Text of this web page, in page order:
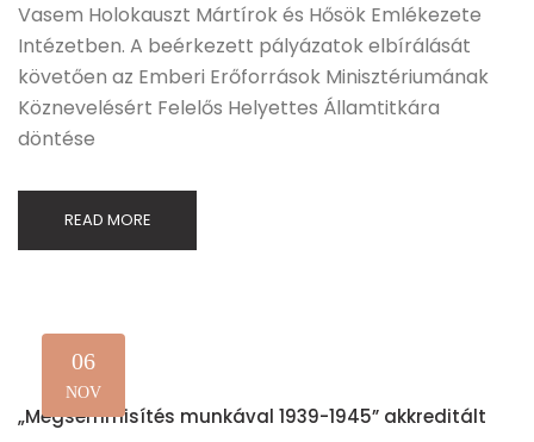
Vasem Holokauszt Mártírok és Hősök Emlékezete
Intézetben. A beérkezett pályázatok elbírálását
követően az Emberi Erőforrások Minisztériumának
Köznevelésért Felelős Helyettes Államtitkára
döntése
READ MORE
06
NOV
„Megsemmisítés munkával 1939-1945” akkreditált